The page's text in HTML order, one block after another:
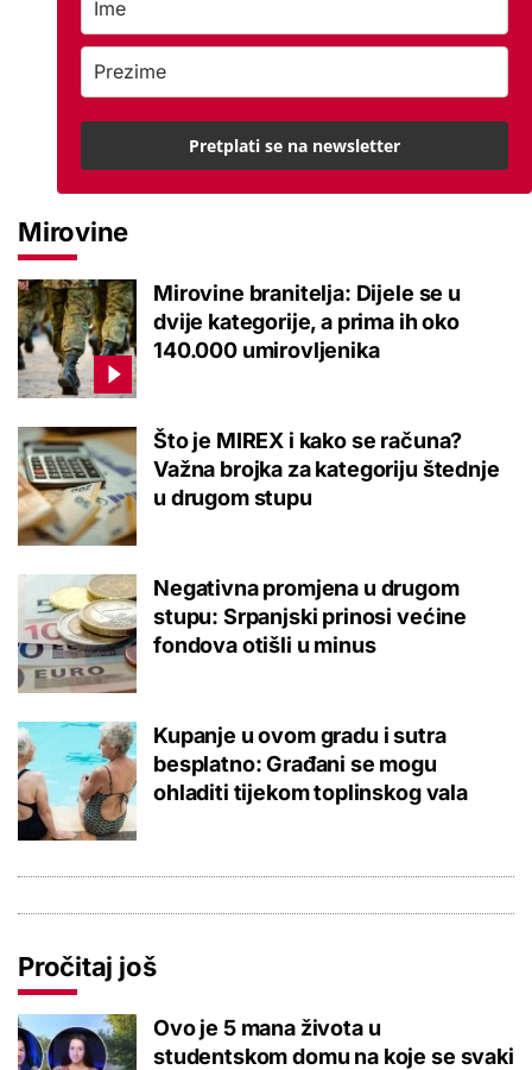
Mirovine
Mirovine branitelja: Dijele se u
dvije kategorije, a prima ih oko
140.000 umirovljenika
Što je MIREX i kako se računa?
Važna brojka za kategoriju štednje
u drugom stupu
Negativna promjena u drugom
stupu: Srpanjski prinosi većine
fondova otišli u minus
Kupanje u ovom gradu i sutra
besplatno: Građani se mogu
ohladiti tijekom toplinskog vala
Pročitaj još
Ovo je 5 mana života u
studentskom domu na koje se svaki
Pretplati se na newsletter